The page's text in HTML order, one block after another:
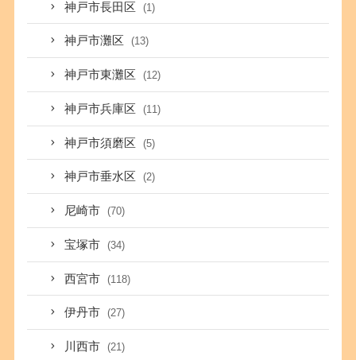
神戸市長田区 (1)
神戸市灘区 (13)
神戸市東灘区 (12)
神戸市兵庫区 (11)
神戸市須磨区 (5)
神戸市垂水区 (2)
尼崎市 (70)
宝塚市 (34)
西宮市 (118)
伊丹市 (27)
川西市 (21)